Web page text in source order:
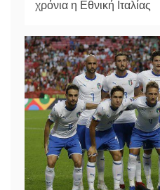
χρόνια η Εθνική Ιταλίας